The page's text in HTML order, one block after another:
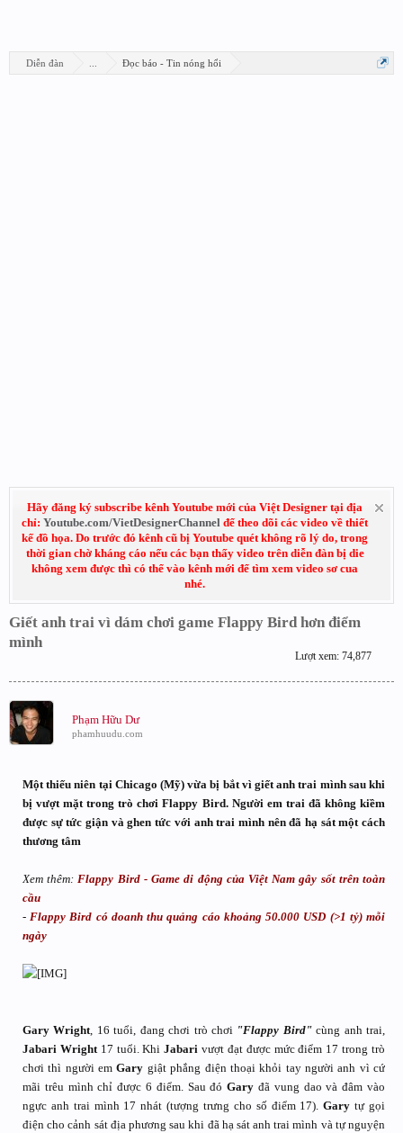
Diễn đàn Đọc báo - Tin nóng hổi
Hãy đăng ký subscribe kênh Youtube mới của Việt Designer tại địa
chỉ: Youtube.com/VietDesignerChannel để theo dõi các video về thiết
kế đồ họa. Do trước đó kênh cũ bị Youtube quét không rõ lý do, trong
thời gian chờ kháng cáo nếu các bạn thấy video trên diễn đàn bị die
không xem được thì có thể vào kênh mới để tìm xem video sơ cua
nhé.
Giết anh trai vì dám chơi game Flappy Bird hơn điểm
mình
Lượt xem: 74,877
Phạm Hữu Dư
phamhuudu.com
Một thiếu niên tại Chicago (Mỹ) vừa bị bắt vì giết anh trai mình sau khi
bị vượt mặt trong trò chơi Flappy Bird. Người em trai đã không kiềm
được sự tức giận và ghen tức với anh trai mình nên đã hạ sát một cách
thương tâm
Xem thêm:Flappy Bird - Game di động của Việt Nam gây sốt trên toàn
cầu
-Flappy Bird có doanh thu quảng cáo khoảng 50.000 USD (>1 tỷ) mỗi
ngày
Gary Wright, 16 tuổi, đang chơi trò chơi "Flappy Bird"cùng anh trai,
Jabari Wright17 tuổi. KhiJabarivượt đạt được mức điểm 17 trong trò
chơi thì người emGary giật phắng điện thoại khỏi tay người anh vì cứ
mãi trêu mình chỉ được 6 điểm. Sau đóGary đã vung dao và đâm vào
ngực anh trai mình 17 nhát (tượng trưng cho số điểm 17).Gary tự gọi
điện cho cảnh sát địa phương sau khi đã hạ sát anh trai mình và tự nguyện